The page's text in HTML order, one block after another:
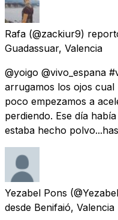
Rafa (@zackiur9)
Guadassuar, Valencia
@yoigo @vivo_espana
arrugamos los ojos
poco empezamos a
perdiendo. Ese día
estaba hecho
Yezabel Pons
desde Benifaió, Valencia